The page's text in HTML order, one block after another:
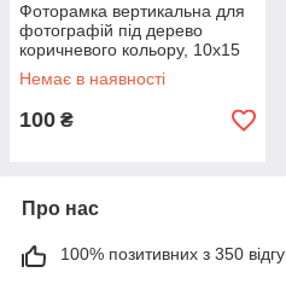
Фоторамка вертикальна для
фотографій під дерево
коричневого кольору, 10х15
см.
Немає в наявності
100 ₴
Про нас
100% позитивних з 350